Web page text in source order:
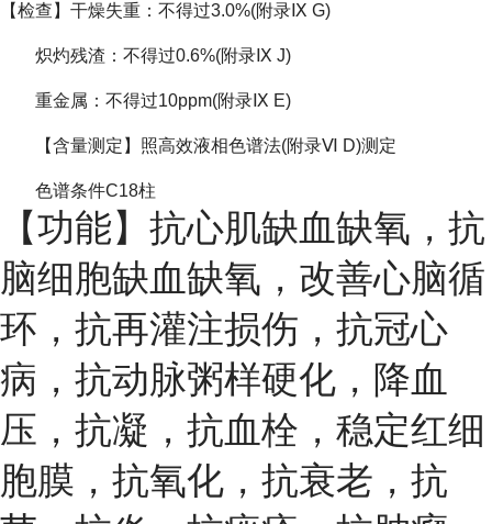
【检查】干燥失重：不得过3.0%(附录Ⅸ G)
炽灼残渣：不得过0.6%(附录Ⅸ J)
重金属：不得过10ppm(附录Ⅸ E)
【含量测定】照高效液相色谱法(附录Ⅵ D)测定
色谱条件C18柱
【功能】抗心肌缺血缺氧，抗
脑细胞缺血缺氧，改善心脑循
环，抗再灌注损伤，抗冠心
病，抗动脉粥样硬化，降血
压，抗凝，抗血栓，稳定红细
胞膜，抗氧化，抗衰老，抗